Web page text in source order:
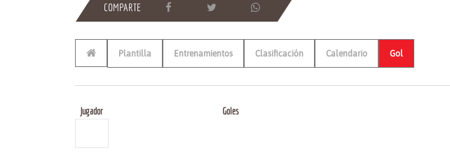
COMPARTE
Plantilla Entrenamientos Clasificación Calendario Gol
Jugador Goles